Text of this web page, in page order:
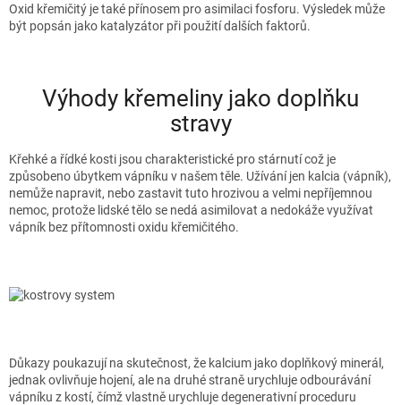
Oxid křemičitý je také přínosem pro asimilaci fosforu. Výsledek může
být popsán jako katalyzátor při použití dalších faktorů.
Výhody křemeliny jako doplňku
stravy
Křehké a řídké kosti jsou charakteristické pro stárnutí což je
způsobeno úbytkem vápníku v našem těle. Užívání jen kalcia (vápník),
nemůže napravit, nebo zastavit tuto hrozivou a velmi nepříjemnou
nemoc, protože lidské tělo se nedá asimilovat a nedokáže využívat
vápník bez přítomnosti oxidu křemičitého.
Důkazy poukazují na skutečnost, že kalcium jako doplňkový minerál,
jednak ovlivňuje hojení, ale na druhé straně urychluje odbourávání
vápníku z kostí, čímž vlastně urychluje degenerativní proceduru